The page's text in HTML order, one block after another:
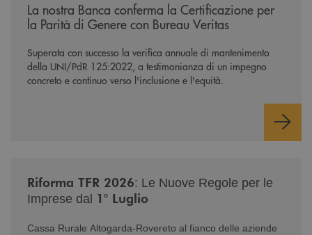
La nostra Banca conferma la Certificazione per
la Parità di Genere con Bureau Veritas
Superata con successo la verifica annuale di mantenimento
della UNI/PdR 125:2022, a testimonianza di un impegno
concreto e continuo verso l'inclusione e l'equità.
Riforma TFR 2026: Le Nuove Regole per le
Imprese dal 1° Luglio
Cassa Rurale Altogarda-Rovereto al fianco delle aziende